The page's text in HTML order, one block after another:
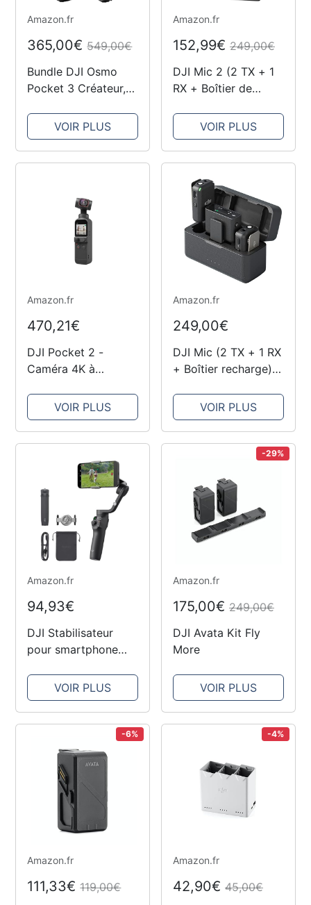
Amazon.fr
365,00€549,00€
Bundle DJI Osmo
Pocket 3 Créateur,
CMOS 1'' et Vidéo
4K/120 ips,
Stabilisation à 3
rapide, avec Micro
pour un Son...
VOIR PLUS
Amazon.fr
152,99€ 249,00€
DJI Mic 2 (2 TX + 1
RX + Boîtier de
sans Fil Tout-en-Un,
Réduction Intel. du
Bruit, Enregistrement
Virgule Flottante,...
VOIR PLUS
Amazon.fr
470,21€
DJI Pocket 2 -
Caméra 4K à
Vlog, Vidéo Ultra
HD, Photo Haute
Résolution 64 MP,
Réduction du Bruit,
Timelapse, Slow...
VOIR PLUS
Amazon.fr
249,00€
DJI Mic (2 TX + 1 RX
+ Boîtier recharge) -
Portable micros
Lavalier sans Fil à
Enregistrement à
mètres, 15...
VOIR PLUS
Amazon.fr
94,93€
DJI Stabilisateur
pour smartphone
trois axes pour
téléphones, bras
extensible intégré,
portable et pliable,
stabilisateur pour
vidéoblogs,...
VOIR PLUS
-29%
Amazon.fr
175,00€ 249,00€
DJI Avata Kit Fly
More
VOIR PLUS
-6%
Amazon.fr
111,33€119,00€
-4%
Amazon.fr
42,90€ 45,00€